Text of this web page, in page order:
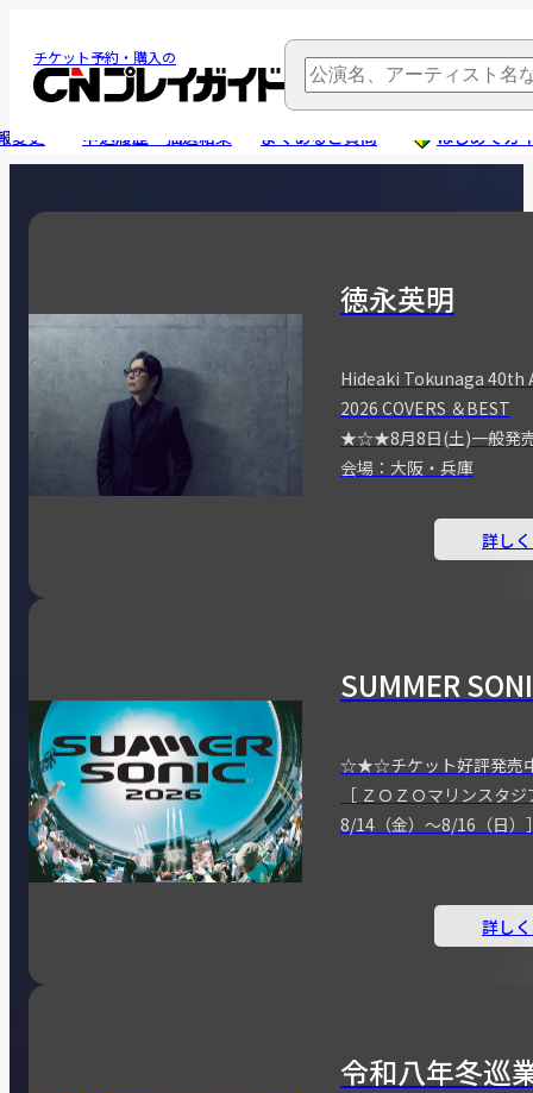
チケット予約・購入の
変更 申込履歴・抽選結果 よくあるご質問 はじめてガ
徳永英明
Hideaki Tokunaga 40th
2026 COVERS ＆BEST
★☆★8月8日(土)一般
会場：大阪・兵庫
詳し
SUMMER
☆★☆チケット好評発
［ ＺＯＺＯマリンス
8/14（金）～8/16（日）
詳し
令和八年冬巡